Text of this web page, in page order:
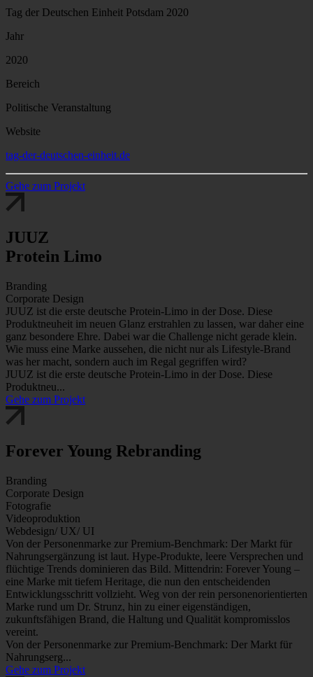
Tag der Deutschen Einheit Potsdam 2020
Jahr
2020
Bereich
Politische Veranstaltung
Website
tag-der-deutschen-einheit.de
Gehe zum Projekt
JUUZ
Protein Limo
Branding
Corporate Design
JUUZ ist die erste deutsche Protein-Limo in der Dose. Diese
Produktneuheit im neuen Glanz erstrahlen zu lassen, war daher eine
ganz besondere Ehre. Dabei war die Challenge nicht gerade klein.
Wie muss eine Marke aussehen, die nicht nur als Lifestyle-Brand
was her macht, sondern auch im Regal gegriffen wird?
JUUZ ist die erste deutsche Protein-Limo in der Dose. Diese
Produktneu...
Gehe zum Projekt
Forever Young Rebranding
Branding
Corporate Design
Fotografie
Videoproduktion
Webdesign/ UX/ UI
Von der Personenmarke zur Premium-Benchmark: Der Markt für
Nahrungsergänzung ist laut. Hype-Produkte, leere Versprechen und
flüchtige Trends dominieren das Bild. Mittendrin: Forever Young –
eine Marke mit tiefem Heritage, die nun den entscheidenden
Entwicklungsschritt vollzieht. Weg von der rein personenorientierten
Marke rund um Dr. Strunz, hin zu einer eigenständigen,
zukunftsfähigen Brand, die Haltung und Qualität kompromisslos
vereint.
Von der Personenmarke zur Premium-Benchmark: Der Markt für
Nahrungserg...
Gehe zum Projekt